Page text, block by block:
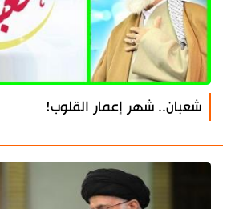
شعبان.. شهر إعمار القلوب!